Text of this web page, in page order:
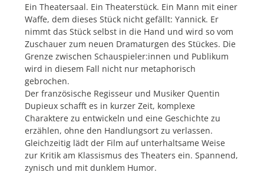
Ein Theatersaal. Ein Theaterstück. Ein Mann mit einer
Waffe, dem dieses Stück nicht gefällt: Yannick. Er
nimmt das Stück selbst in die Hand und wird so vom
Zuschauer zum neuen Dramaturgen des Stückes. Die
Grenze zwischen Schauspieler:innen und Publikum
wird in diesem Fall nicht nur metaphorisch
gebrochen.
Der französische Regisseur und Musiker Quentin
Dupieux schafft es in kurzer Zeit, komplexe
Charaktere zu entwickeln und eine Geschichte zu
erzählen, ohne den Handlungsort zu verlassen.
Gleichzeitig lädt der Film auf unterhaltsame Weise
zur Kritik am Klassismus des Theaters ein. Spannend,
zynisch und mit dunklem Humor.